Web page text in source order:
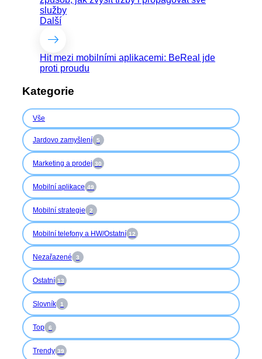
služby
Další
Hit mezi mobilními aplikacemi: BeReal jde
proti proudu
Kategorie
Vše
Jardovo zamyšlení 5
Marketing a prodej 30
Mobilní aplikace 49
Mobilní strategie 2
Mobilní telefony a HW/Ostatní 12
Nezařazené 3
Ostatní 13
Slovník 1
Top 6
Trendy 39